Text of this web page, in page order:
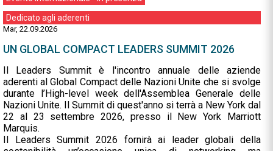
Mar, 22.09.2026
UN GLOBAL COMPACT LEADERS SUMMIT 2026
Il Leaders Summit è l'incontro annuale delle aziende
aderenti al Global Compact delle Nazioni Unite che si svolge
durante l’High-level week dell'Assemblea Generale delle
Nazioni Unite. Il Summit di quest'anno si terrà a New York dal
22 al 23 settembre 2026, presso il New York Marriott
Marquis.
Il Leaders Summit 2026 fornirà ai leader globali della
Dedicato agli aderenti